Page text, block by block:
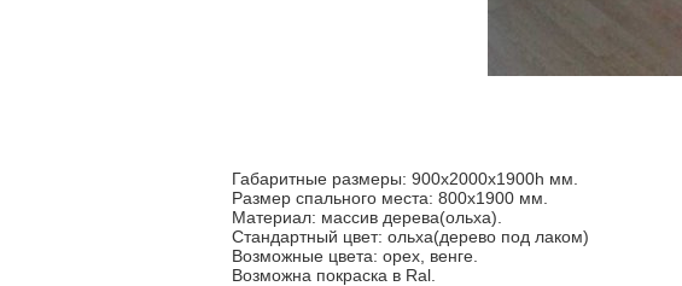
Габаритные размеры: 900х2000х1900h мм.
Размер спального места: 800х1900 мм.
Материал: массив дерева(ольха).
Стандартный цвет: ольха(дерево под лаком)
Возможные цвета: орех, венге.
Возможна покраска в Ral.